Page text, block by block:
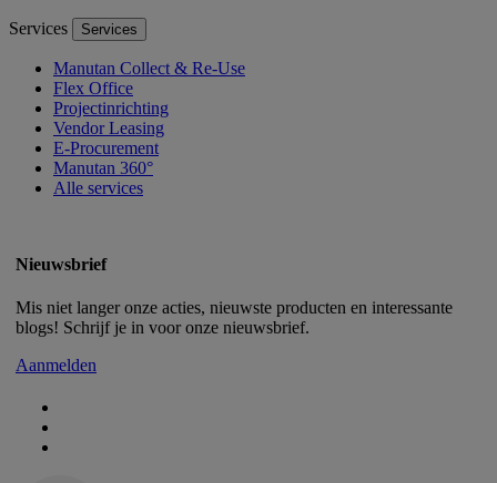
Services Services
Manutan Collect & Re-Use
Flex Office
Projectinrichting
Vendor Leasing
E-Procurement
Manutan 360°
Alle services
Nieuwsbrief
Mis niet langer onze acties, nieuwste producten en interessante
blogs! Schrijf je in voor onze nieuwsbrief.
Aanmelden